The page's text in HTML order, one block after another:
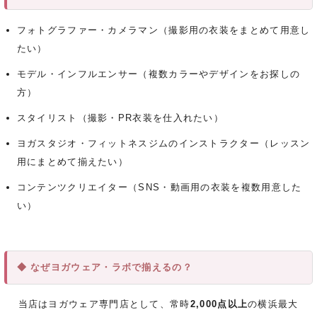
フォトグラファー・カメラマン（撮影用の衣装をまとめて用意し
たい）
モデル・インフルエンサー（複数カラーやデザインをお探しの
方）
スタイリスト（撮影・PR衣装を仕入れたい）
ヨガスタジオ・フィットネスジムのインストラクター（レッスン
用にまとめて揃えたい）
コンテンツクリエイター（SNS・動画用の衣装を複数用意した
い）
◆ なぜヨガウェア・ラボで揃えるの？
当店はヨガウェア専門店として、常時2,000点以上の横浜最大